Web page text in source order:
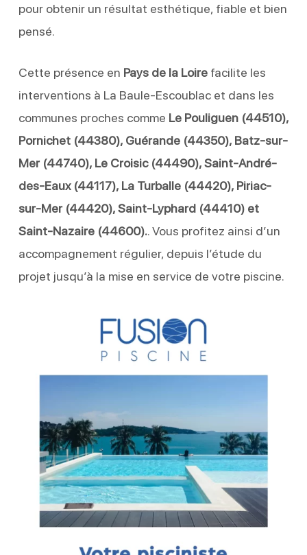
pour obtenir un résultat esthétique, fiable et bien
pensé.
Cette présence en Pays de la Loirefacilite les
interventions à La Baule-Escoublac et dans les
communes proches comme Le Pouliguen (44510),
Pornichet (44380), Guérande (44350), Batz-sur-
Mer (44740), Le Croisic (44490), Saint-André-
des-Eaux (44117), La Turballe (44420), Piriac-
sur-Mer (44420), Saint-Lyphard (44410) et
Saint-Nazaire (44600).. Vous profitez ainsi d’un
accompagnement régulier, depuis l’étude du
projet jusqu’à la mise en service de votre piscine.